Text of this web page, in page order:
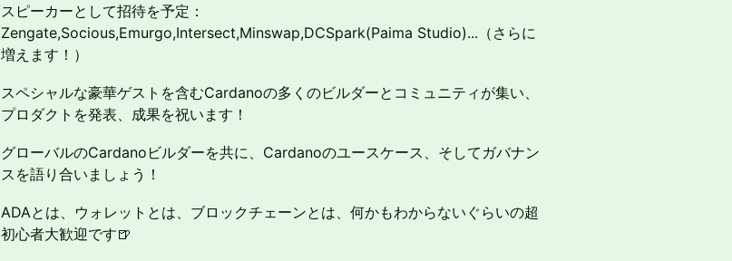
スピーカーとして招待を予定：
Zengate,Socious,Emurgo,Intersect,Minswap,DCSpark(Paima Studio)...（さらに
増えます！）
スペシャルな豪華ゲストを含むCardanoの多くのビルダーとコミュニティが集い、
プロダクトを発表、成果を祝います！
グローバルのCardanoビルダーを共に、Cardanoのユースケース、そしてガバナン
スを語り合いましょう！
ADAとは、ウォレットとは、ブロックチェーンとは、何かもわからないぐらいの超
初心者大歓迎です🍺